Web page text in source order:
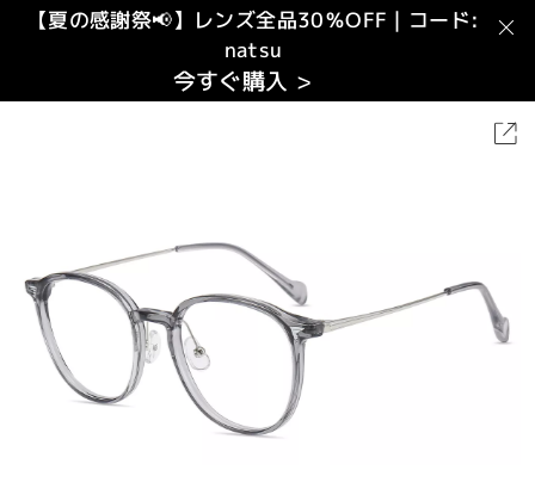
【夏の感謝祭📢】レンズ全品30％OFF｜コード:
natsu
今すぐ購入 >